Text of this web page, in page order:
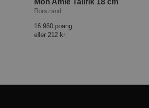
Mon Amie Tallrik 18 cm
Rörstrand
16 960 poäng
eller 212 kr